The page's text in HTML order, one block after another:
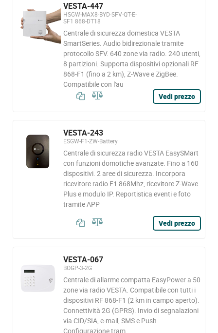
VESTA-447
HSGW-MAX8-BYD-SFV-QT-E-
SF1 868-DT18
Centrale di sicurezza domestica VESTA
SmartSeries. Audio bidirezionale tramite
protocollo SFV. 640 zone via radio. 240 utenti,
8 partizioni. Supporta dispositivi opzionali RF
868-F1 (fino a 2 km), Z-Wave e ZigBee.
Compatibile con l'au
Vedi prezzo
VESTA-243
ESGW-F1-ZW-Battery
Centrale di sicurezza radio VESTA EasySMart
con funzioni domotiche avanzate. Fino a 160
dispositivi. 2 aree di sicurezza. Incorpora
ricevitore radio F1 868Mhz, ricevitore Z-Wave
Plus e modulo IP. Reportistica eventi e foto
tramite APP
Vedi prezzo
VESTA-067
BOGP-3-2G
Centrale di allarme compatta EasyPower a 50
zone via radio VESTA. Compatibile con tutti i
dispositivi RF 868-F1 (2 km in campo aperto).
Connettività 2G (GPRS). Invio di segnalazioni
via CID/SIA, e-mail, SMS e Push.
Configurazione tram